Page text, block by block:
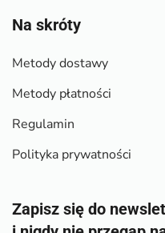
Na skróty
Metody dostawy
Metody płatności
Regulamin
Polityka prywatności
Zapisz się do